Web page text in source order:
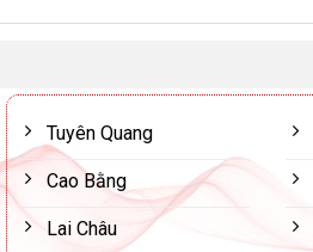
Tuyên Quang
Cao Bằng
Lai Châu